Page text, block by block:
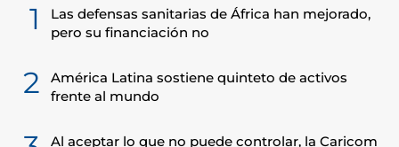
1
Las defensas sanitarias de África han mejorado,
pero su financiación no
2
América Latina sostiene quinteto de activos
frente al mundo
Al aceptar lo que no puede controlar, la Caricom